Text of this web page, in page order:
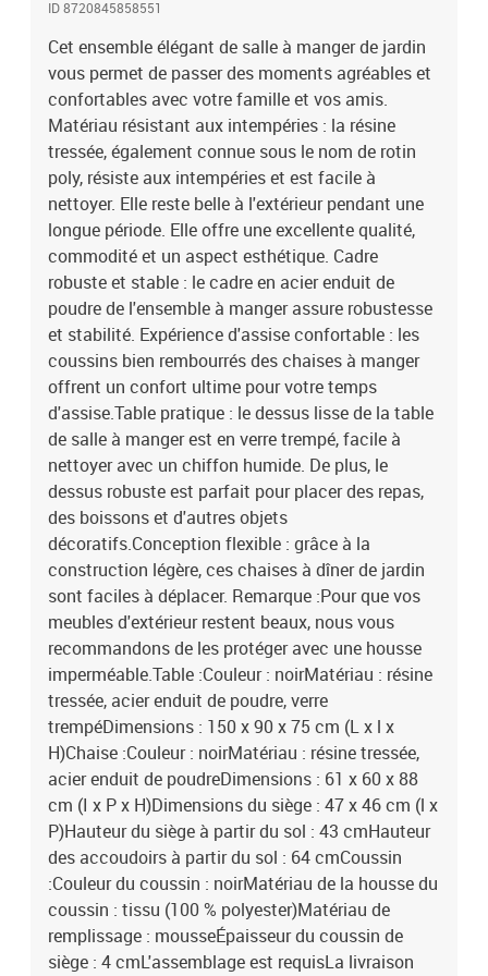
décoratifs.Conception flexible : grâce à la construction légère, ces
chaises à dîner de jardin sont faciles à déplacer. Remarque :Pour
que vos meubles d'extérieur restent beaux, nous vous
recommandons de les protéger avec une housse
imperméable.Table :Couleur : noirMatériau : résine tressée, acier
enduit de poudre, verre trempéDimensions : 150 x 90 x 75 cm (L x l
x H)Chaise :Couleur : noirMatériau : résine tressée, acier enduit de
poudreDimensions : 61 x 60 x 88 cm (I x P x H)Dimensions du siège
: 47 x 46 cm (l x P)Hauteur du siège à partir du sol : 43 cmHauteur
des accoudoirs à partir du sol : 64 cmCoussin :Couleur du coussin
: noirMatériau de la housse du coussin : tissu (100 %
polyester)Matériau de remplissage : mousseÉpaisseur du coussin
de siège : 4 cmL'assemblage est requisLa livraison contient :1 x
table6 x chaise6 x coussin de siège
ID 8720845858551
Cet ensemble élégant de salle à manger de jardin
vous permet de passer des moments agréables et
confortables avec votre famille et vos amis.
Matériau résistant aux intempéries : la résine
tressée, également connue sous le nom de rotin
poly, résiste aux intempéries et est facile à
nettoyer. Elle reste belle à l'extérieur pendant une
longue période. Elle offre une excellente qualité,
commodité et un aspect esthétique. Cadre
robuste et stable : le cadre en acier enduit de
poudre de l'ensemble à manger assure robustesse
et stabilité. Expérience d'assise confortable : les
coussins bien rembourrés des chaises à manger
offrent un confort ultime pour votre temps
d'assise.Table pratique : le dessus lisse de la table
de salle à manger est en verre trempé, facile à
nettoyer avec un chiffon humide. De plus, le
dessus robuste est parfait pour placer des repas,
des boissons et d'autres objets
décoratifs.Conception flexible : grâce à la
construction légère, ces chaises à dîner de jardin
sont faciles à déplacer. Remarque :Pour que vos
meubles d'extérieur restent beaux, nous vous
recommandons de les protéger avec une housse
imperméable.Table :Couleur : noirMatériau : résine
tressée, acier enduit de poudre, verre
trempéDimensions : 150 x 90 x 75 cm (L x l x
H)Chaise :Couleur : noirMatériau : résine tressée,
acier enduit de poudreDimensions : 61 x 60 x 88
cm (I x P x H)Dimensions du siège : 47 x 46 cm (l x
P)Hauteur du siège à partir du sol : 43 cmHauteur
des accoudoirs à partir du sol : 64 cmCoussin
:Couleur du coussin : noirMatériau de la housse du
coussin : tissu (100 % polyester)Matériau de
remplissage : mousseÉpaisseur du coussin de
siège : 4 cmL'assemblage est requisLa livraison